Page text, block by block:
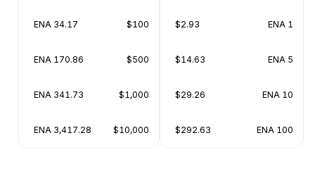
1 ENA
$2.93
5 ENA
$14.63
10 ENA
$29.26
100 ENA
$292.63
$100
34.17 ENA
$500
170.86 ENA
$1,000
341.73 ENA
$10,000
3,417.28 ENA